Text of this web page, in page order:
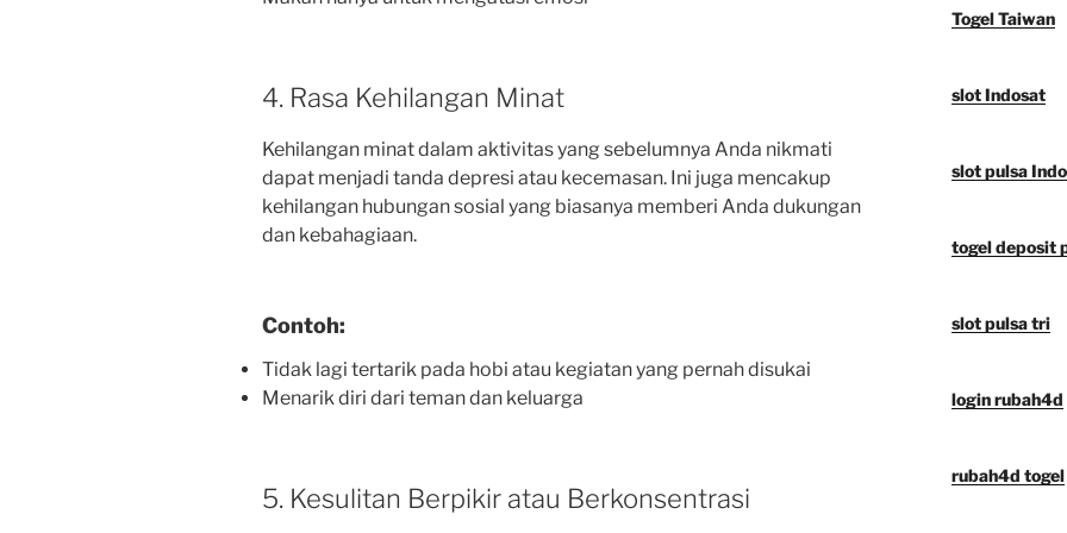
4. Rasa Kehilangan Minat
Kehilangan minat dalam aktivitas yang sebelumnya Anda nikmati
dapat menjadi tanda depresi atau kecemasan. Ini juga mencakup
kehilangan hubungan sosial yang biasanya memberi Anda dukungan
dan kebahagiaan.
Contoh:
Tidak lagi tertarik pada hobi atau kegiatan yang pernah disukai
Menarik diri dari teman dan keluarga
5. Kesulitan Berpikir atau Berkonsentrasi
Togel Taiwan
slot Indosat
slot pulsa
togel deposit
slot pulsa tri
login rubah4d
rubah4d togel